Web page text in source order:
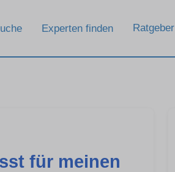
Experten finden Ratgeber
für meinen